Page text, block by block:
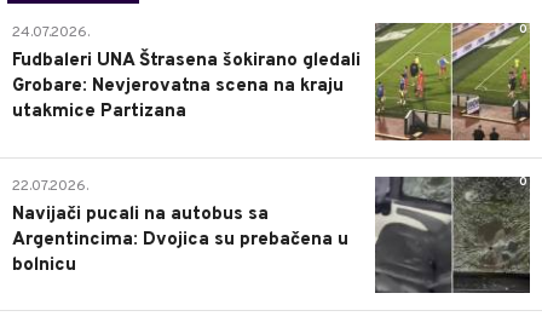
0
24.07.2026.
Fudbaleri UNA Štrasena šokirano gledali
Grobare: Nevjerovatna scena na kraju
utakmice Partizana
0
22.07.2026.
Navijači pucali na autobus sa
Argentincima: Dvojica su prebačena u
bolnicu